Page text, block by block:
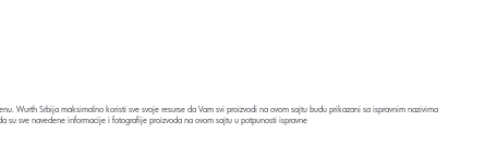
Wurth Srbija maksimalno koristi sve svoje resurse da Vam svi proizvodi na ovom sajtu budu prikazani sa ispravnim nazivima
sve navedene informacije i fotografije proizvoda na ovom sajtu u potpunosti ispravne